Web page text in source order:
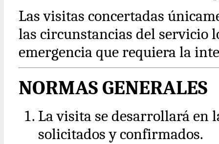
Las visitas concertadas
las circunstancias del servicio
emergencia que requiera la
NORMAS GENERALES
La visita se desarrollará en
solicitados y confirmados.